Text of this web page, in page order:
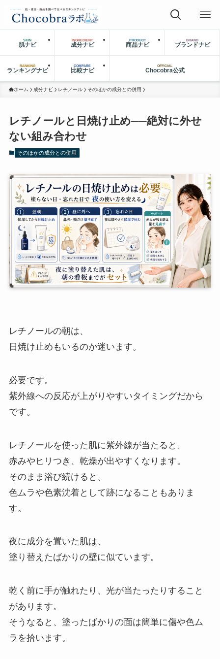
SKIN
肌ナビ
INGREDIENT
成分ナビ
PRODUCT
商品ナビ
BRAND
ブランドナビ
RANKING
ランキングナビ
COMPARE
比較ナビ
OFFICIAL
Chocobra公式
ホーム 成分ナビ レチノール そのほかの成分との併用
レチノールと日焼け止め──絶対に外せ
ない組み合わせ
そのほかの成分との併用
レチノールの朝は、
日焼け止めもいるのか迷います。
必要です。
紫外線への反応が上がりやすいタイミングだから
です。
レチノールを使った肌に紫外線が当たると、
赤みやヒリつき、乾燥が出やすくなります。
そのまま浴び続けると、
色ムラや色素沈着として跡になることもありま
す。
夜に成分を置いた肌は、
塗り替えたばかりの壁に似ています。
乾く前に手が触れたり、光が当たったりすること
があります。
そうなると、塗ったばかりの面は簡単に傷や色ム
ラを拾います。